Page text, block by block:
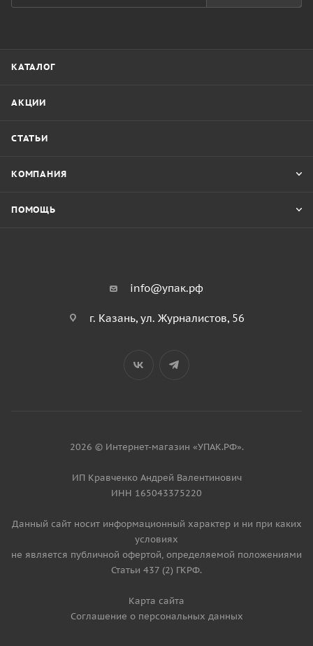
КАТАЛОГ
АКЦИИ
СТАТЬИ
КОМПАНИЯ
ПОМОЩЬ
info@упак.рф
г. Казань, ул. Журналистов, 56
2026 © Интернет-магазин «УПАК.РФ».
ИП Кравченко Андрей Валентинович
ИНН 165043375220
Данный сайт носит информационный характер и ни при каких
условиях
не является публичной офертой, определяемой положениями
Статьи 437 (2) ГКРФ.
Карта сайта
Соглашение о персональных данных